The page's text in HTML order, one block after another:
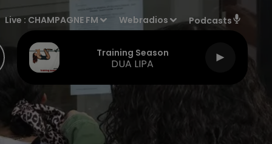
Live : CHAMPAGNE FM Webradios Podcasts
Training Season
DUA LIPA